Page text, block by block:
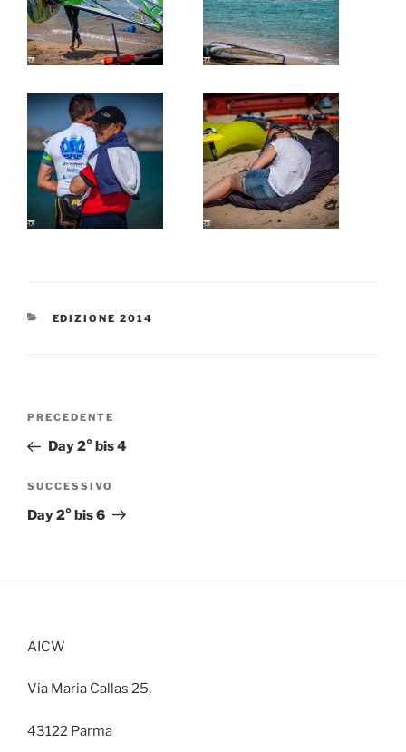
CATEGORIE
EDIZIONE 2014
Navigazione
Articolo
precedente:
PRECEDENTE
Day 2° bis 4
Articolo
successivo
SUCCESSIVO
Day 2° bis 6
AICW
Via Maria Callas 25,
43122 Parma